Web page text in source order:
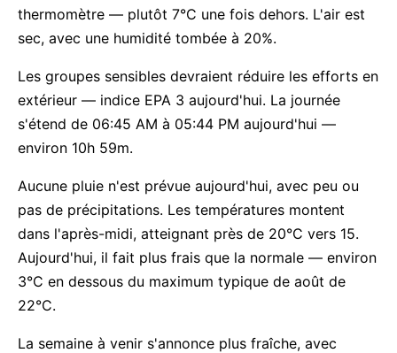
thermomètre — plutôt 7°C une fois dehors. L'air est
sec, avec une humidité tombée à 20%.
Les groupes sensibles devraient réduire les efforts en
extérieur — indice EPA 3 aujourd'hui. La journée
s'étend de 06:45 AM à 05:44 PM aujourd'hui —
environ 10h 59m.
Aucune pluie n'est prévue aujourd'hui, avec peu ou
pas de précipitations. Les températures montent
dans l'après-midi, atteignant près de 20°C vers 15.
Aujourd'hui, il fait plus frais que la normale — environ
3°C en dessous du maximum typique de août de
22°C.
La semaine à venir s'annonce plus fraîche, avec